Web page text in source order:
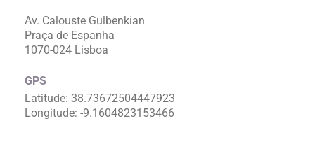
Av. Calouste Gulbenkian
Praça de Espanha
1070-024 Lisboa
GPS
Latitude: 38.73672504447923
Longitude: -9.1604823153466